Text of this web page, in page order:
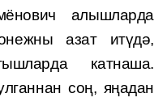
алышларда
азат итүдә,
катнаша.
соң, яңадан